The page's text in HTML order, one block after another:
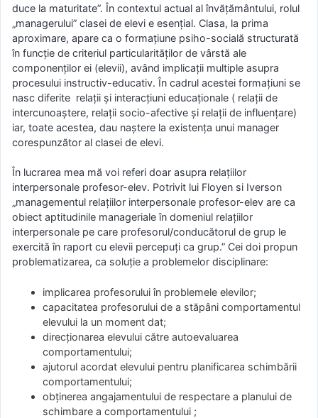
duce la maturitate”. În contextul actual al învățământului, rolul
„managerului” clasei de elevi e esențial. Clasa, la prima
aproximare, apare ca o formațiune psiho-socială structurată
în funcție de criteriul particularităților de vârstă ale
componenților ei (elevii), având implicații multiple asupra
procesului instructiv-educativ. În cadrul acestei formațiuni se
nasc diferite relații și interacțiuni educaționale ( relații de
intercunoaștere, relații socio-afective și relații de influențare)
iar, toate acestea, dau naștere la existența unui manager
corespunzător al clasei de elevi.
În lucrarea mea mă voi referi doar asupra relațiilor
interpersonale profesor-elev. Potrivit lui Floyen si Iverson
„managementul relațiilor interpersonale profesor-elev are ca
obiect aptitudinile manageriale în domeniul relațiilor
interpersonale pe care profesorul/conducătorul de grup le
exercită în raport cu elevii percepuți ca grup.” Cei doi propun
problematizarea, ca soluție a problemelor disciplinare:
implicarea profesorului în problemele elevilor;
capacitatea profesorului de a stăpâni comportamentul
elevului la un moment dat;
direcționarea elevului către autoevaluarea
comportamentului;
ajutorul acordat elevului pentru planificarea schimbării
comportamentului;
obținerea angajamentului de respectare a planului de
schimbare a comportamentului ;